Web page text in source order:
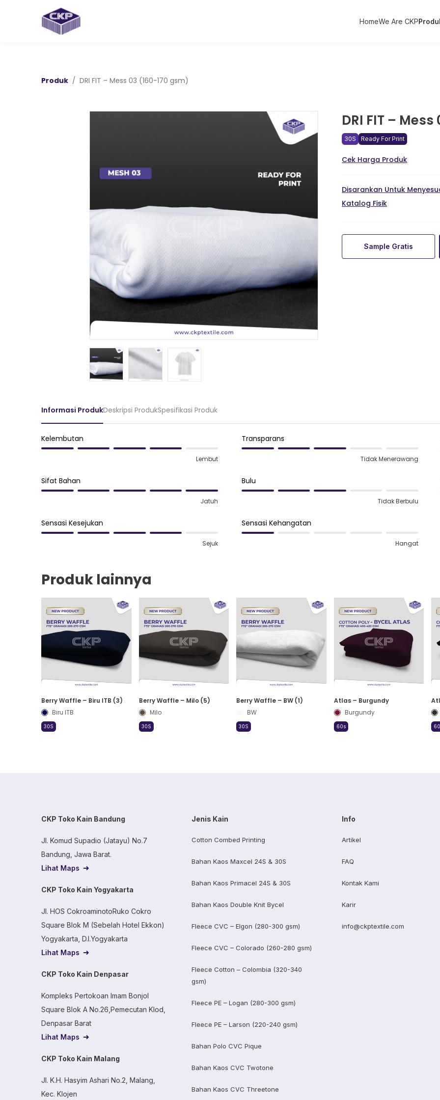
HomeWe Are CKP
Produk DRI FIT – Mess 03 (160-170 gsm)
DRI FIT –
30S Ready For Print
Cek Harga Produk
Disarankan Untuk
Katalog Fisik
Sample Gratis
Informasi ProdukDeskripsi ProdukSpesifikasi Produk
Kelembutan
Lembut
Transparans
Tidak Menerawang
Sifat Bahan
Jatuh
Bulu
Tidak Berbulu
Sensasi Kesejukan
Sejuk
Sensasi Kehangatan
Hangat
Produk lainnya
Berry Waffle – Biru ITB (3)
Biru ITB
30S
Berry Waffle – Milo (5)
Milo
30S
Berry Waffle – BW (1)
BW
30S
Atlas – Burgundy
Burgundy
60s
CKP Toko Kain Bandung
Jl. Komud Supadio (Jatayu) No.7
Bandung, Jawa Barat.
Lihat Maps
CKP Toko Kain Yogyakarta
Jl. HOS CokroaminotoRuko Cokro
Square Blok M (Sebelah Hotel Ekkon)
Yogyakarta, D.I.Yogyakarta
Lihat Maps
CKP Toko Kain Denpasar
Kompleks Pertokoan Imam Bonjol
Square Blok A No.26,Pemecutan Klod,
Denpasar Barat
Lihat Maps
CKP Toko Kain Malang
Jl. K.H. Hasyim Ashari No.2, Malang,
Kec. Klojen
Jenis Kain
Cotton Combed Printing
Bahan Kaos Maxcel 24S & 30S
Bahan Kaos Primacel 24S & 30S
Bahan Kaos Double Knit Bycel
Fleece CVC – Elgon (280-300 gsm)
Fleece CVC – Colorado (260-280 gsm)
Fleece Cotton – Colombia (320-340
gsm)
Fleece PE – Logan (280-300 gsm)
Fleece PE – Larson (220-240 gsm)
Bahan Polo CVC Pique
Bahan Kaos CVC Twotone
Bahan Kaos CVC Threetone
Info
Artikel
FAQ
Kontak Kami
Karir
info@ckptextile.com